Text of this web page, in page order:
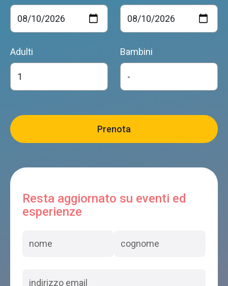
Adulti Bambini
Resta aggiornato su eventi ed
esperienze